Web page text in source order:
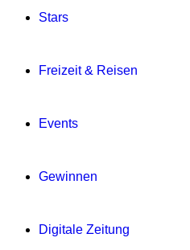
Stars
Freizeit & Reisen
Events
Gewinnen
Digitale Zeitung